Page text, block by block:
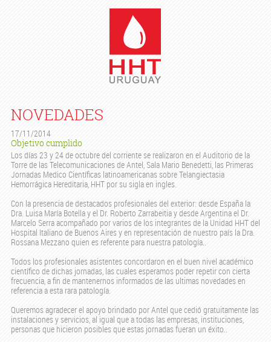
NOVEDADES
17/11/2014
Objetivo cumplido
Los días 23 y 24 de octubre del corriente se realizaron en el Auditorio de la
Torre de las Telecomunicaciones de Antel, Sala Mario Benedetti, las Primeras
Jornadas Medico Científicas latinoamericanas sobre Telangiectasia
Hemorrágica Hereditaria, HHT por su sigla en ingles.
Con la presencia de destacados profesionales del exterior: desde España la
Dra. Luisa María Botella y el Dr. Roberto Zarrabeitia y desde Argentina el Dr.
Marcelo Serra acompañado por varios de los integrantes de la Unidad HHT del
Hospital Italiano de Buenos Aires y en representación de nuestro país la Dra.
Rossana Mezzano quien es referente para nuestra patología..
Todos los profesionales asistentes concordaron en el buen nivel académico
científico de dichas jornadas, las cuales esperamos poder repetir con cierta
frecuencia, a fin de mantenernos informados de las ultimas novedades en
referencia a esta rara patología.
Queremos agradecer el apoyo brindado por Antel que cedió gratuitamente las
instalaciones y servicios, al igual que a todas las empresas, instituciones,
personas que hicieron posibles que estas jornadas fueran un éxito..